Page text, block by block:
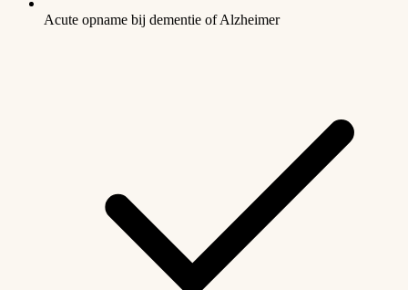
Acute opname bij dementie of Alzheimer